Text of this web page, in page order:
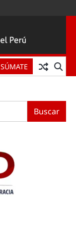
SÚMATE
Buscar